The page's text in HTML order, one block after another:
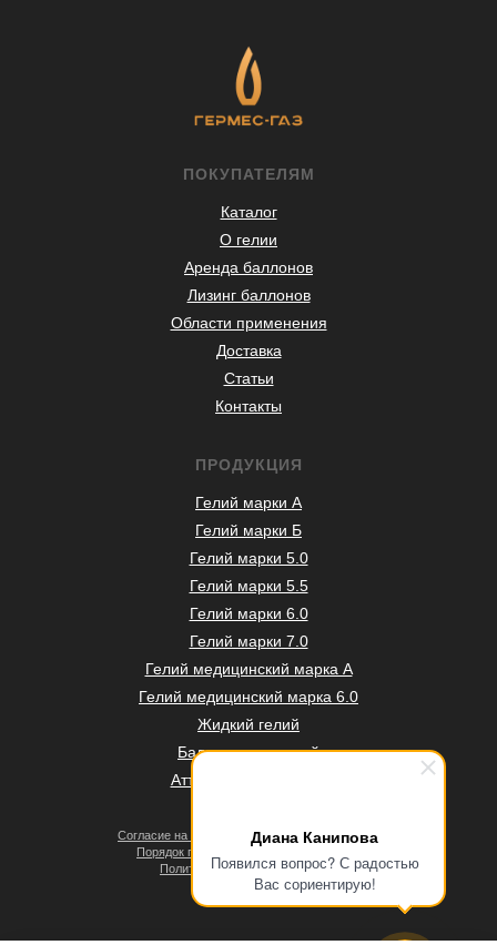
Диана Канипова
Появился вопрос? С радостью
Вас сориентирую!
ПРОДУКЦИЯ
Гелий марки А
Гелий марки Б
Гелий марки 5.0
Гелий марки 5.5
Гелий марки 6.0
Гелий марки 7.0
Гелий медицинский марка А
Гелий медицинский марка 6.0
Жидкий гелий
Баллоны под гелий
Аттестация баллонов
ПОКУПАТЕЛЯМ
Каталог
О гелии
Аренда баллонов
Лизинг баллонов
Области применения
Доставка
Статьи
Контакты
Согласие на обработку персональных данных
Порядок проведения оплат и возвратов
Политика конфиденциальности
Договор оферты